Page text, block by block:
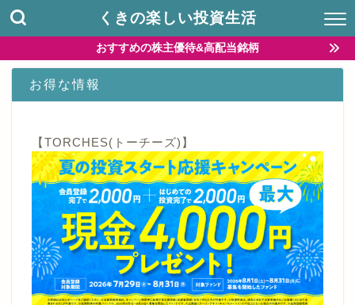
くきの楽しい投資生活
おすすめの株主優待&高配当銘柄
お得な情報
【TORCHES(トーチーズ)】